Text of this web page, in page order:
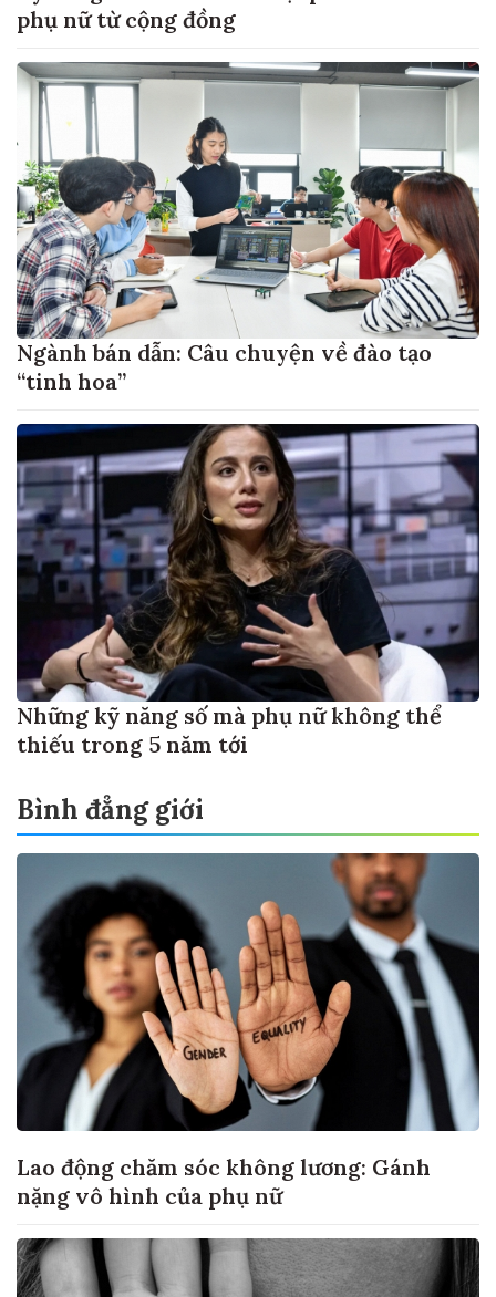
phụ nữ từ cộng đồng
Ngành bán dẫn: Câu chuyện về đào tạo
“tinh hoa”
Những kỹ năng số mà phụ nữ không thể
thiếu trong 5 năm tới
Bình đẳng giới
Lao động chăm sóc không lương: Gánh
nặng vô hình của phụ nữ